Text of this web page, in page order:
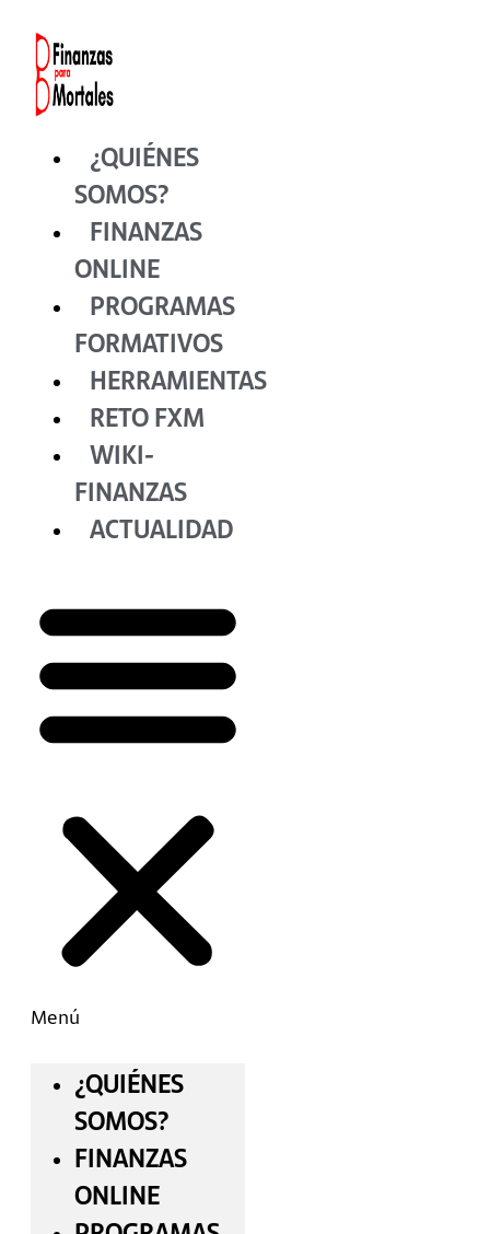
contenido
¿QUIÉNES
SOMOS?
FINANZAS
ONLINE
PROGRAMAS
FORMATIVOS
HERRAMIENTAS
RETO FXM
WIKI-
FINANZAS
ACTUALIDAD
Menú
¿QUIÉNES
SOMOS?
FINANZAS
ONLINE